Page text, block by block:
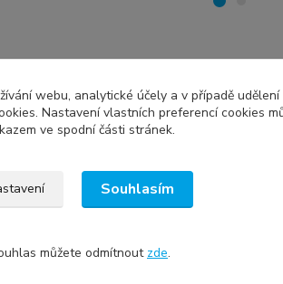
palubkové vchodové dveře
vchodové dveře Klatovy
webu, analytické účely a v případě
Nastavení vlastních preferencí cookies
ve spodní části stránek.
Souhlasím
můžete odmítnout zde.